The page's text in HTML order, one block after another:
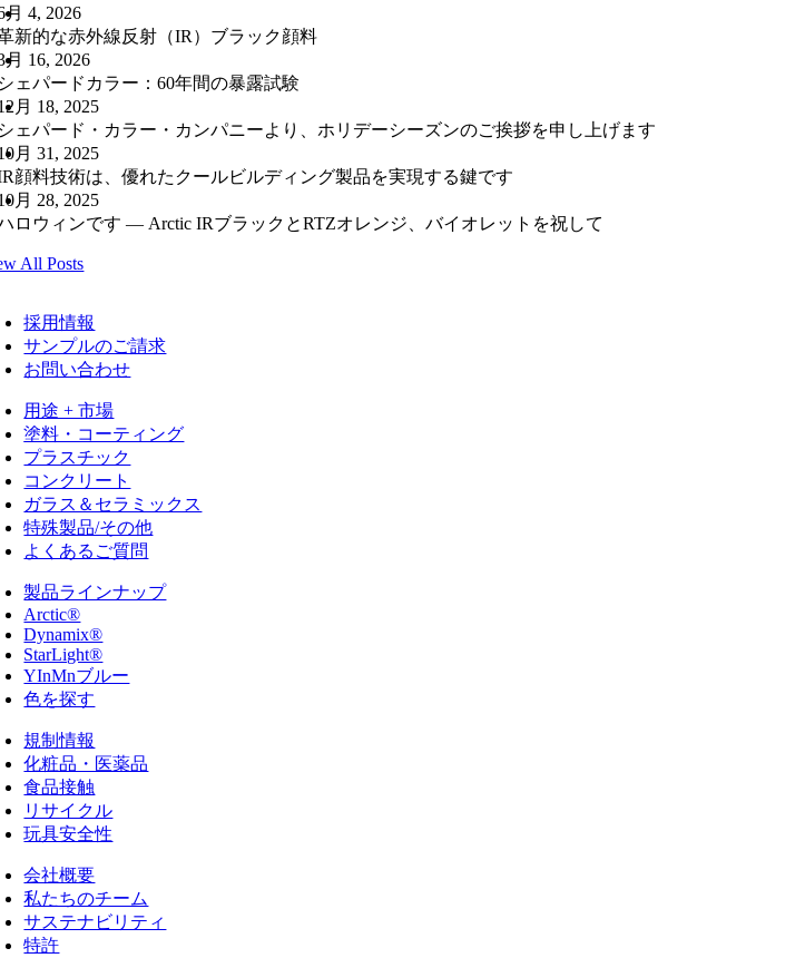
月 4, 2026
新的な赤外線反射（IR）ブラック顔料
月 16, 2026
ェパードカラー：60年間の暴露試験
月 18, 2025
ェパード・カラー・カンパニーより、ホリデーシーズンのご挨拶を申し上げます
月 31, 2025
顔料技術は、優れたクールビルディング製品を実現する鍵です
月 28, 2025
ロウィンです ― Arctic IRブラックとRTZオレンジ、バイオレットを祝して
All Posts
採用情報
サンプルのご請求
お問い合わせ
用途 + 市場
塗料・コーティング
プラスチック
コンクリート
ガラス＆セラミックス
特殊製品/その他
よくあるご質問
製品ラインナップ
Arctic®
Dynamix®
StarLight®
YInMnブルー
色を探す
規制情報
化粧品・医薬品
食品接触
リサイクル
玩具安全性
会社概要
私たちのチーム
サステナビリティ
特許